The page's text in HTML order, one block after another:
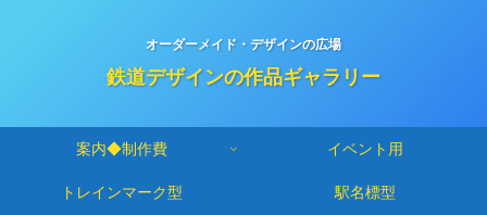
オーダーメイド・デザインの広場
鉄道デザインの作品ギャラリー
案内◆制作費 イベント用
トレインマーク型 駅名標型